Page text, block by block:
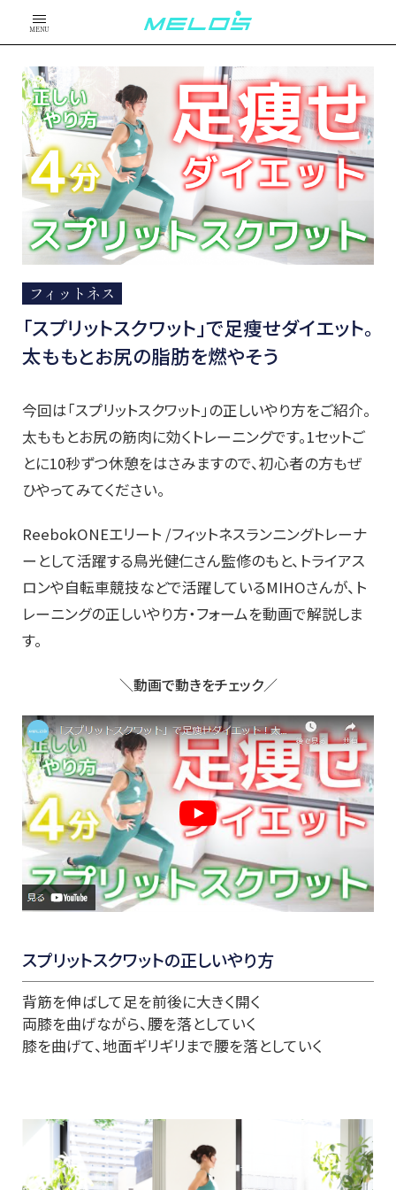
MENU
フィットネス
「スプリットスクワット」で足痩せダイエット。
太ももとお尻の脂肪を燃やそう
今回は「スプリットスクワット」の正しいやり方をご紹介。
太ももとお尻の筋肉に効くトレーニングです。1セットご
とに10秒ずつ休憩をはさみますので、初心者の方もぜ
ひやってみてください。
ReebokONEエリート /フィットネスランニングトレーナ
ーとして活躍する鳥光健仁さん監修のもと、トライアス
ロンや自転車競技などで活躍しているMIHOさんが、ト
レーニングの正しいやり方・フォームを動画で解説しま
す。
＼動画で動きをチェック／
スプリットスクワットの正しいやり方
背筋を伸ばして足を前後に大きく開く
両膝を曲げながら、腰を落としていく
膝を曲げて、地面ギリギリまで腰を落としていく